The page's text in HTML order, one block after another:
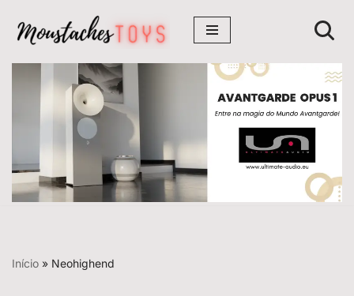
Avançar
para
conteúdo
Início » Neohighend